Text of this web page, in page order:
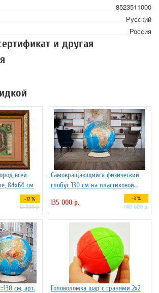
8523511000
Русский
Россия
и другая
всей
84х64 см
-17 %
12 000 р.
Самовращающийся физический
глобус 130 см на пластиковой
135 000 р. -3 %
140 000 р.
см, арт.
Головоломка шар с гранями 2х2